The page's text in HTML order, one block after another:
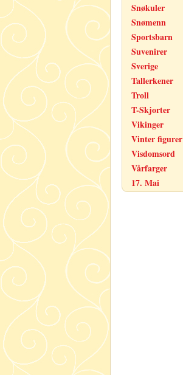
Snøkuler
Snømenn
Sportsbarn
Suvenirer
Sverige
Tallerkener
Troll
T-Skjorter
Vikinger
Vinter figurer
Visdomsord
Vårfarger
17. Mai